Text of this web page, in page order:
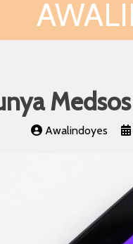
Awalindoyes